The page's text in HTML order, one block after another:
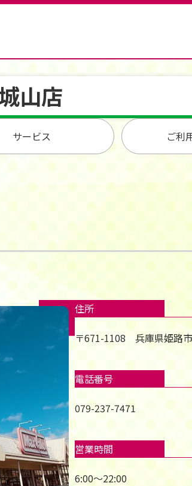
山店
サービス ご利
住所
〒671-1108 兵庫県姫路
電話番号
079-237-7471
営業時間
6:00～22:00